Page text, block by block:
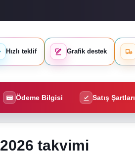
Hızlı teklif Grafik destek
Ödeme Bilgisi Satış Şartları
2026 takvimi